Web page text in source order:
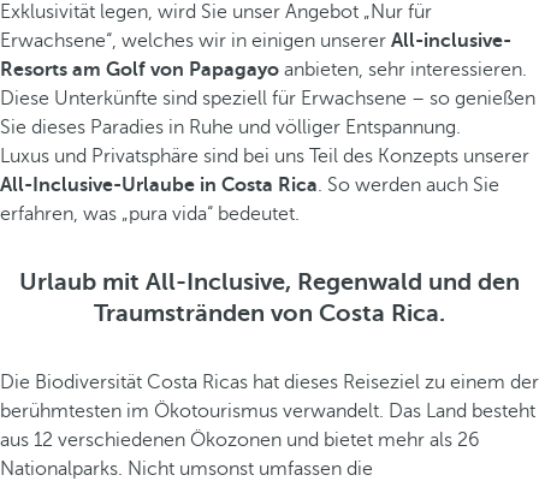
Exklusivität legen, wird Sie unser Angebot „Nur für
Erwachsene“, welches wir in einigen unserer All-inclusive-
Resorts am Golf von Papagayo anbieten, sehr interessieren.
Diese Unterkünfte sind speziell für Erwachsene – so genießen
Sie dieses Paradies in Ruhe und völliger Entspannung.
Luxus und Privatsphäre sind bei uns Teil des Konzepts unserer
All-Inclusive-Urlaube in Costa Rica. So werden auch Sie
erfahren, was „pura vida“ bedeutet.
Urlaub mit All-Inclusive, Regenwald und den
Traumstränden von Costa Rica.
Die Biodiversität Costa Ricas hat dieses Reiseziel zu einem der
berühmtesten im Ökotourismus verwandelt. Das Land besteht
aus 12 verschiedenen Ökozonen und bietet mehr als 26
Nationalparks. Nicht umsonst umfassen die